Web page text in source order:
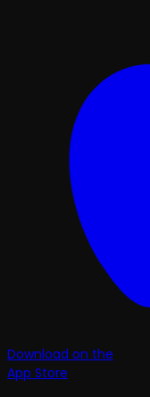
Download on the
App Store